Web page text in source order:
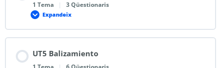
1 Tema | 3 Qüestionaris
Expandeix
UT5 Balizamiento